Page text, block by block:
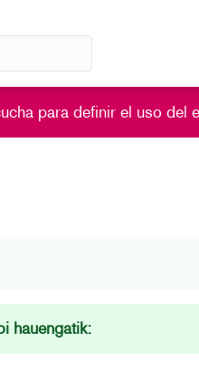
para definir el uso del
hauengatik: